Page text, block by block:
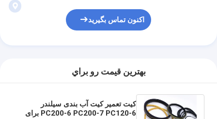
اکنون تماس بگیرید
بهترين قيمت رو براي
کیت تعمیر کیت آب بندی سیلندر
PC200-6 PC200-7 PC120-6 برای